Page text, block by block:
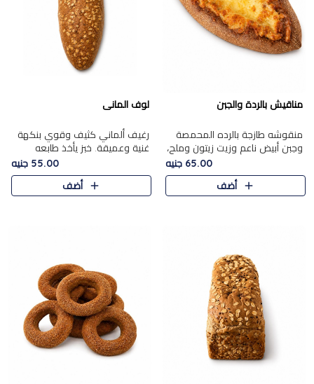
مناقيش بالردة والجبن
منقوشه طازجة بالرده المحمصة
وجبن أبيض ناعم وزيت زيتون وملح،
مباشرة من الفرن.الرده مع نعومة
الجبن فوق عجينة طازجة.
65.00 جنيه
أضف
لوف المانى
رغيف ألماني كثيف وقوي بنكهة
غنية وعميقة. خبز يأخذ طابعه
55.00 جنيه
أضف